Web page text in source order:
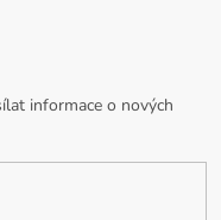
informace o nových